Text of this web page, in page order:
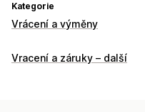
Kategorie
Vrácení a výměny
Možnosti vrácení
Vracení a záruky – další